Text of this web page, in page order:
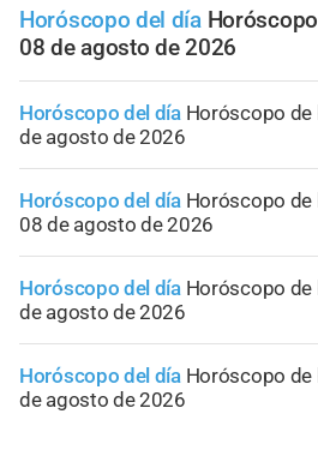
Horóscopo del día
08 de agosto de 2026
Horóscopo del día Horóscopo de
de agosto de 2026
Horóscopo del día Horóscopo de
08 de agosto de 2026
Horóscopo del día Horóscopo de
de agosto de 2026
Horóscopo del día Horóscopo de
de agosto de 2026